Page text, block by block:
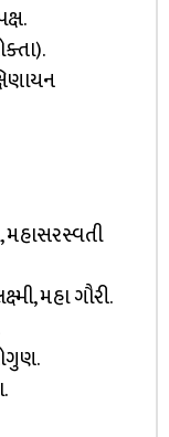
મહાસરસ્વતી
મહા ગૌરી.